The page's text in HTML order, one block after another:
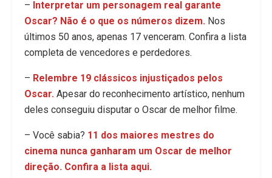
– Interpretar um personagem real garante
Oscar? Não é o que os números dizem. Nos
últimos 50 anos, apenas 17 venceram. Confira a lista
completa de vencedores e perdedores.
– Relembre 19 clássicos injustiçados pelos
Oscar. Apesar do reconhecimento artístico, nenhum
deles conseguiu disputar o Oscar de melhor filme.
– Você sabia? 11 dos maiores mestres do
cinema nunca ganharam um Oscar de melhor
direção. Confira a lista aqui.